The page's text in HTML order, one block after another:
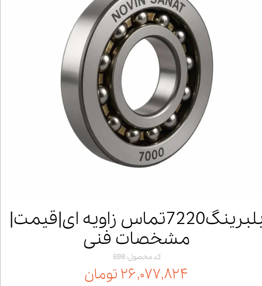
بلبرینگ7220تماس زاویه ای|قیمت|
مشخصات فنی
کد محصول: 698
۲۶,۰۷۷,۸۲۴ تومان